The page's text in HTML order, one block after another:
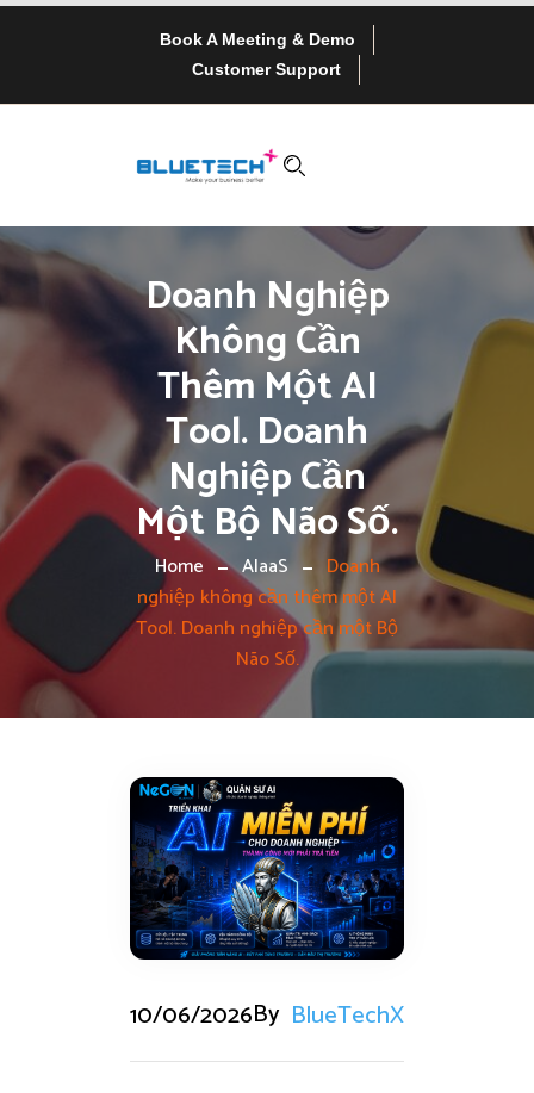
Book A Meeting & Demo
Customer Support
Doanh Nghiệp
Không Cần
Thêm Một AI
Tool. Doanh
Nghiệp Cần
Một Bộ Não Số.
Home AIaaS
Doanh
nghiệp không cần thêm một AI
Tool. Doanh nghiệp cần một Bộ
Não Số.
10/06/2026By BlueTechX